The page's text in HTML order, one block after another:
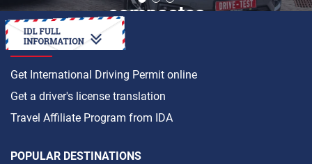
compactes
HOW TO
Get International Driving Permit online
Get a driver's license translation
Travel Affiliate Program from IDA
POPULAR DESTINATIONS